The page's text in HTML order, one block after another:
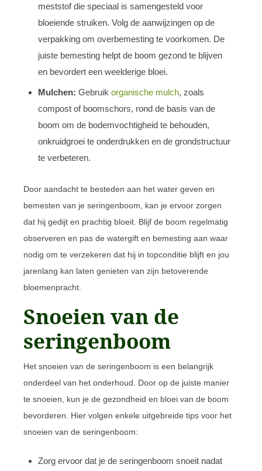
meststof die speciaal is samengesteld voor
bloeiende struiken. Volg de aanwijzingen op de
verpakking om overbemesting te voorkomen. De
juiste bemesting helpt de boom gezond te blijven
en bevordert een weelderige bloei.
Mulchen: Gebruik organische mulch, zoals
compost of boomschors, rond de basis van de
boom om de bodemvochtigheid te behouden,
onkruidgroei te onderdrukken en de grondstructuur
te verbeteren.
Door aandacht te besteden aan het water geven en
bemesten van je seringenboom, kan je ervoor zorgen
dat hij gedijt en prachtig bloeit. Blijf de boom regelmatig
observeren en pas de watergift en bemesting aan waar
nodig om te verzekeren dat hij in topconditie blijft en jou
jarenlang kan laten genieten van zijn betoverende
bloemenpracht.
Snoeien van de
seringenboom
Het snoeien van de seringenboom is een belangrijk
onderdeel van het onderhoud. Door op de juiste manier
te snoeien, kun je de gezondheid en bloei van de boom
bevorderen. Hier volgen enkele uitgebreide tips voor het
snoeien van de seringenboom:
Zorg ervoor dat je de seringenboom snoeit nadat